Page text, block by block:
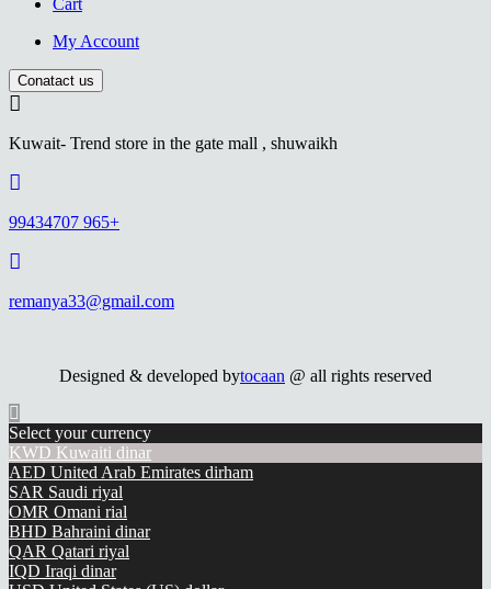
Cart
My Account
Conatact us
Kuwait- Trend store in the gate mall , shuwaikh
99434707 965+
remanya33@gmail.com
Designed & developed bytocaan @ all rights reserved
Select your currency
KWD Kuwaiti dinar
AED United Arab Emirates dirham
SAR Saudi riyal
OMR Omani rial
BHD Bahraini dinar
QAR Qatari riyal
IQD Iraqi dinar